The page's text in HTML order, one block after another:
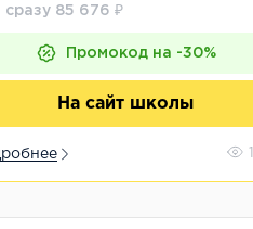
сразу 85 676 ₽
Промокод на -30%
На сайт школы